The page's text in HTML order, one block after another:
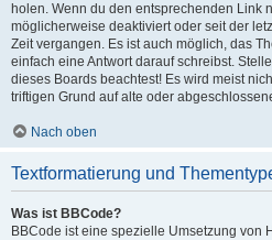
holen. Wenn du den entsprechenden Link
möglicherweise deaktiviert oder seit der
Zeit vergangen. Es ist auch möglich, das
einfach eine Antwort darauf schreibst.
dieses Boards beachtest! Es wird meist
triftigen Grund auf alte oder
Nach oben
Textformatierung und
Was ist BBCode?
BBCode ist eine spezielle Umsetzung von